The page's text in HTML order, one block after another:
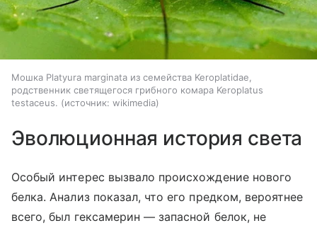
Мошка Platyura marginata из семейства Keroplatidae,
родственник светящегося грибного комара Keroplatus
testaceus.
источник: wikimedia
Эволюционная история света
Особый интерес вызвало происхождение нового
белка. Анализ показал, что его предком, вероятнее
всего, был гексамерин — запасной белок, не